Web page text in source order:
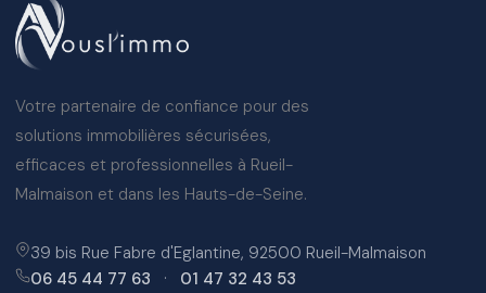
Votre partenaire de confiance pour des
solutions immobilières sécurisées,
efficaces et professionnelles à Rueil-
Malmaison et dans les Hauts-de-Seine.
39 bis Rue Fabre d'Eglantine, 92500 Rueil-Malmaison
06 45 44 77 63 · 01 47 32 43 53